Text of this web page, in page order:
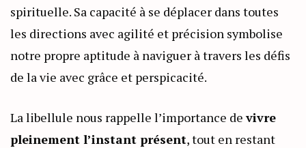
spirituelle. Sa capacité à se déplacer dans toutes
les directions avec agilité et précision symbolise
notre propre aptitude à naviguer à travers les défis
de la vie avec grâce et perspicacité.
La libellule nous rappelle l’importance devivre
pleinement l’instant présent, tout en restant